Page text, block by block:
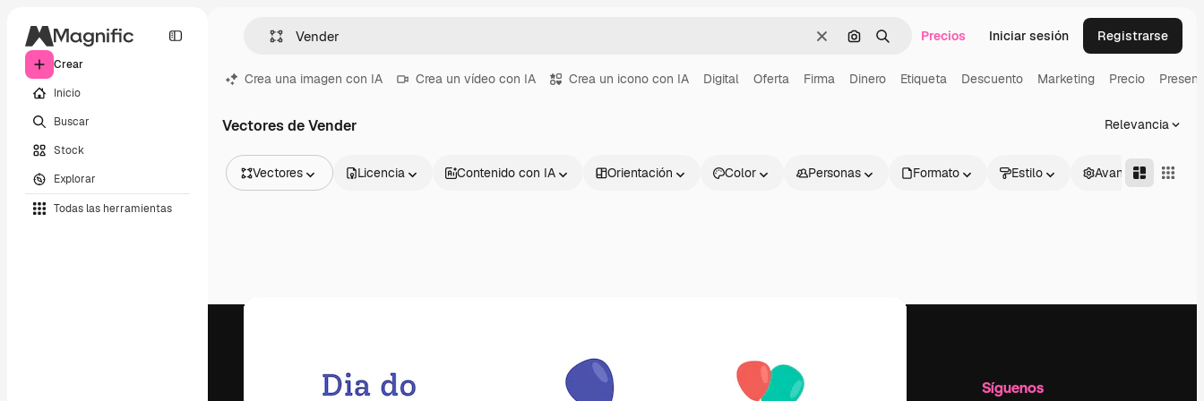
Crear
Inicio
Buscar
Stock
Explorar
Todas las herramientas
BorrarBuscar por imagen
BuscarPrecios Iniciar sesión Registrarse
Crea una imagen con IA Crea un vídeo con IA Crea un icono con IA Digital Oferta Firma Dinero Etiqueta Descuento Marketing Precio
Vectores de Vender Relevancia
Vectores
Vídeos
Licencia Contenido con IA Orientación Color Personas Formato Estilo Avanzado
Productos Información útil Síguenos